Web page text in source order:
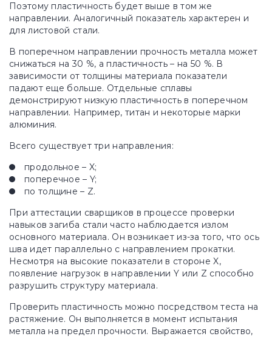
Поэтому пластичность будет выше в том же
направлении. Аналогичный показатель характерен и
для листовой стали.
В поперечном направлении прочность металла может
снижаться на 30 %, а пластичность – на 50 %. В
зависимости от толщины материала показатели
падают еще больше. Отдельные сплавы
демонстрируют низкую пластичность в поперечном
направлении. Например, титан и некоторые марки
алюминия.
Всего существует три направления:
продольное – X;
поперечное – Y;
по толщине – Z.
При аттестации сварщиков в процессе проверки
навыков загиба стали часто наблюдается излом
основного материала. Он возникает из-за того, что ось
шва идет параллельно с направлением прокатки.
Несмотря на высокие показатели в стороне X,
появление нагрузок в направлении Y или Z способно
разрушить структуру материала.
Проверить пластичность можно посредством теста на
растяжение. Он выполняется в момент испытания
металла на предел прочности. Выражается свойство,